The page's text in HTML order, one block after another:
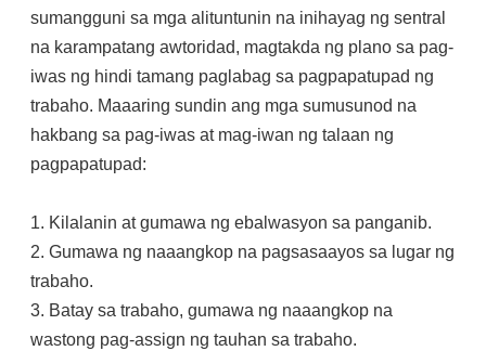
sumangguni sa mga alituntunin na inihayag ng sentral
na karampatang awtoridad, magtakda ng plano sa pag-
iwas ng hindi tamang paglabag sa pagpapatupad ng
trabaho. Maaaring sundin ang mga sumusunod na
hakbang sa pag-iwas at mag-iwan ng talaan ng
pagpapatupad:
1. Kilalanin at gumawa ng ebalwasyon sa panganib.
2. Gumawa ng naaangkop na pagsasaayos sa lugar ng
trabaho.
3. Batay sa trabaho, gumawa ng naaangkop na
wastong pag-assign ng tauhan sa trabaho.